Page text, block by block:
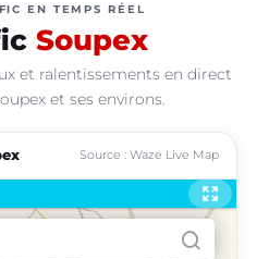
EN TEMPS RÉEL
Soupex
et ralentissements en direct
et ses environs.
Source : Waze Live Map